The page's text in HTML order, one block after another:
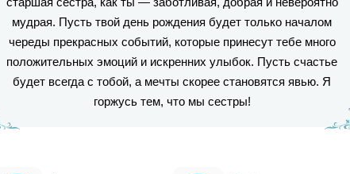
мудрая. Пусть твой день рождения будет только началом
череды прекрасных событий, которые принесут тебе много
положительных эмоций и искренних улыбок. Пусть счастье
будет всегда с тобой, а мечты скорее становятся явью. Я
горжусь тем, что мы сестры!